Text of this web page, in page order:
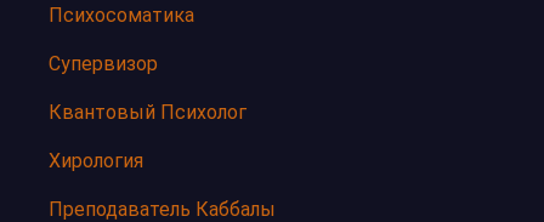
Психосоматика
Супервизор
Квантовый Психолог
Хирология
Преподаватель Каббалы